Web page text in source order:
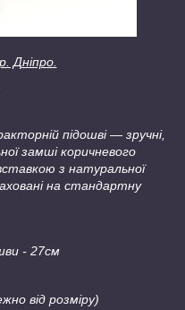
Дніпро.
підошві ― зручні,
замші коричневого
з натуральної
на стандартну
- 27см
від розміру)